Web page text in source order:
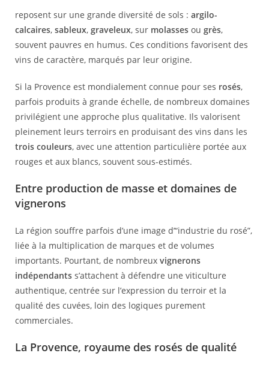
reposent sur une grande diversité de sols : argilo-
calcaires, sableux, graveleux, sur molasses ou grès,
souvent pauvres en humus. Ces conditions favorisent des
vins de caractère, marqués par leur origine.
Si la Provence est mondialement connue pour ses rosés,
parfois produits à grande échelle, de nombreux domaines
privilégient une approche plus qualitative. Ils valorisent
pleinement leurs terroirs en produisant des vins dans les
trois couleurs, avec une attention particulière portée aux
rouges et aux blancs, souvent sous-estimés.
Entre production de masse et domaines de
vignerons
La région souffre parfois d’une image d’“industrie du rosé”,
liée à la multiplication de marques et de volumes
importants. Pourtant, de nombreux vignerons
indépendants s’attachent à défendre une viticulture
authentique, centrée sur l’expression du terroir et la
qualité des cuvées, loin des logiques purement
commerciales.
La Provence, royaume des rosés de qualité